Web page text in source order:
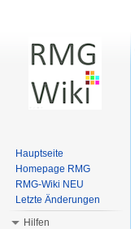
Hauptseite
Homepage RMG
RMG-Wiki NEU
Letzte Änderungen
Hilfen